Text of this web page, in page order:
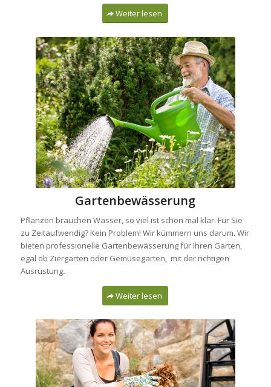
Weiter lesen
Gartenbewässerung
Pflanzen brauchen Wasser, so viel ist schon mal klar. Für Sie
zu Zeitaufwendig? Kein Problem! Wir kümmern uns darum. Wir
bieten professionelle Gartenbewässerung für Ihren Garten,
egal ob Ziergarten oder Gemüsegarten, mit der richtigen
Ausrüstung.
Weiter lesen